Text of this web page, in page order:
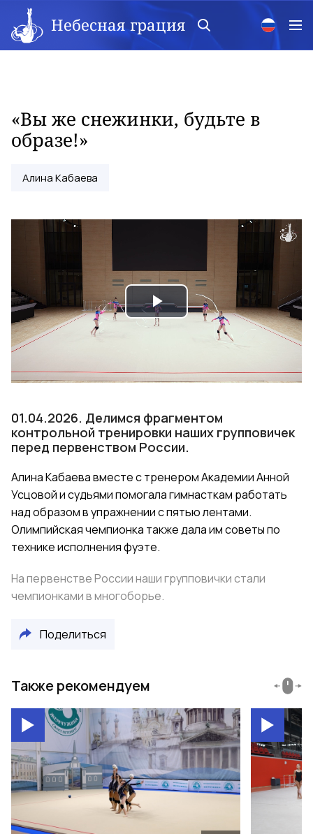
Небесная грация
«Вы же снежинки, будьте в
образе!»
Алина Кабаева
Play
01.04.2026. Делимся фрагментом
контрольной тренировки наших групповичек
перед первенством России.
Алина Кабаева вместе с тренером Академии Анной
Усцовой и судьями помогала гимнасткам работать
над образом в упражнении с пятью лентами.
Олимпийская чемпионка также дала им советы по
технике исполнения фуэте.
На первенстве России наши групповички стали
чемпионками в многоборье.
Поделиться
Также рекомендуем